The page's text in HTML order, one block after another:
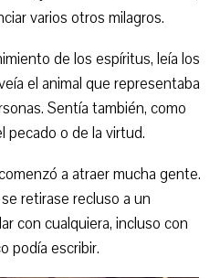
varios otros milagros.
de los espíritus, leía los
el animal que representaba
Sentía también, como
pecado o de la virtud.
a atraer mucha gente.
retirase recluso a un
con cualquiera, incluso con
podía escribir.